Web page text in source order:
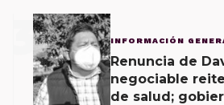
3 INFORMACIÓN
Renuncia de
negociable
de salud;